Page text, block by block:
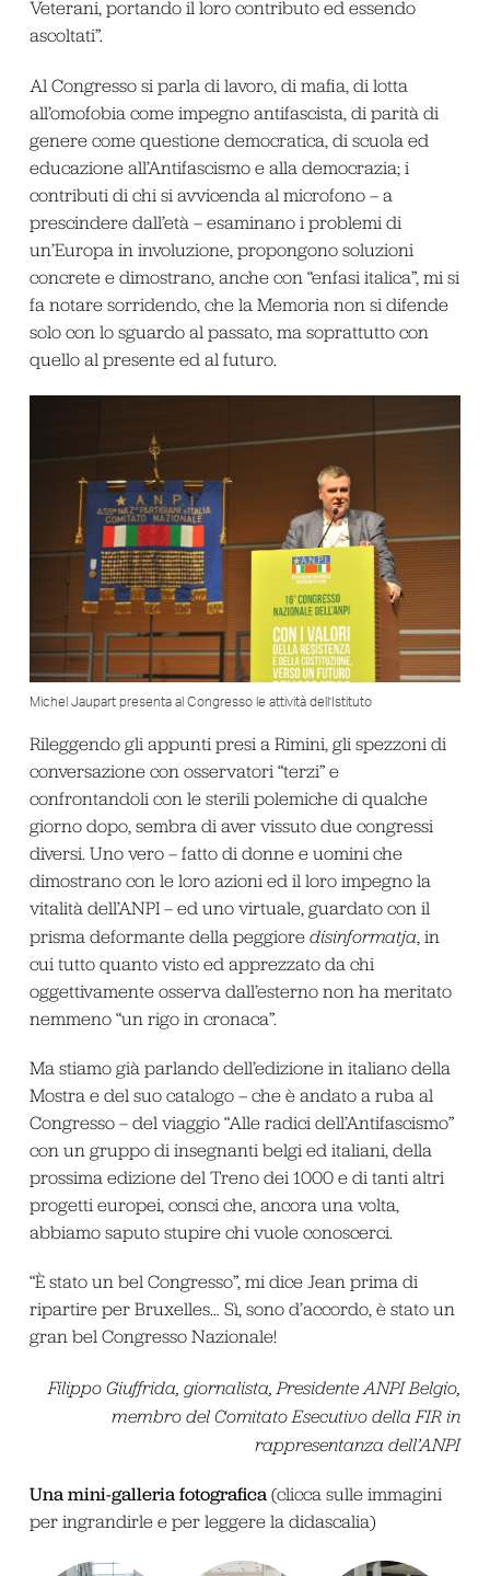
Veterani, portando il loro contributo ed essendo
ascoltati”.
Al Congresso si parla di lavoro, di mafia, di lotta
all’omofobia come impegno antifascista, di parità di
genere come questione democratica, di scuola ed
educazione all’Antifascismo e alla democrazia; i
contributi di chi si avvicenda al microfono – a
prescindere dall’età – esaminano i problemi di
un’Europa in involuzione, propongono soluzioni
concrete e dimostrano, anche con “enfasi italica”, mi si
fa notare sorridendo, che la Memoria non si difende
solo con lo sguardo al passato, ma soprattutto con
quello al presente ed al futuro.
Michel Jaupart presenta al Congresso le attività dell’Istituto
Rileggendo gli appunti presi a Rimini, gli spezzoni di
conversazione con osservatori “terzi” e
confrontandoli con le sterili polemiche di qualche
giorno dopo, sembra di aver vissuto due congressi
diversi. Uno vero – fatto di donne e uomini che
dimostrano con le loro azioni ed il loro impegno la
vitalità dell’ANPI – ed uno virtuale, guardato con il
prisma deformante della peggiore disinformatja, in
cui tutto quanto visto ed apprezzato da chi
oggettivamente osserva dall’esterno non ha meritato
nemmeno “un rigo in cronaca”.
Ma stiamo già parlando dell’edizione in italiano della
Mostra e del suo catalogo – che è andato a ruba al
Congresso – del viaggio “Alle radici dell’Antifascismo”
con un gruppo di insegnanti belgi ed italiani, della
prossima edizione del Treno dei 1000 e di tanti altri
progetti europei, consci che, ancora una volta,
abbiamo saputo stupire chi vuole conoscerci.
“È stato un bel Congresso”, mi dice Jean prima di
ripartire per Bruxelles… Sì, sono d’accordo, è stato un
gran bel Congresso Nazionale!
Filippo Giuffrida, giornalista, Presidente ANPI Belgio,
membro del Comitato Esecutivo della FIR in
rappresentanza dell’ANPI
Una mini-galleria fotografica (clicca sulle immagini
per ingrandirle e per leggere la didascalia)